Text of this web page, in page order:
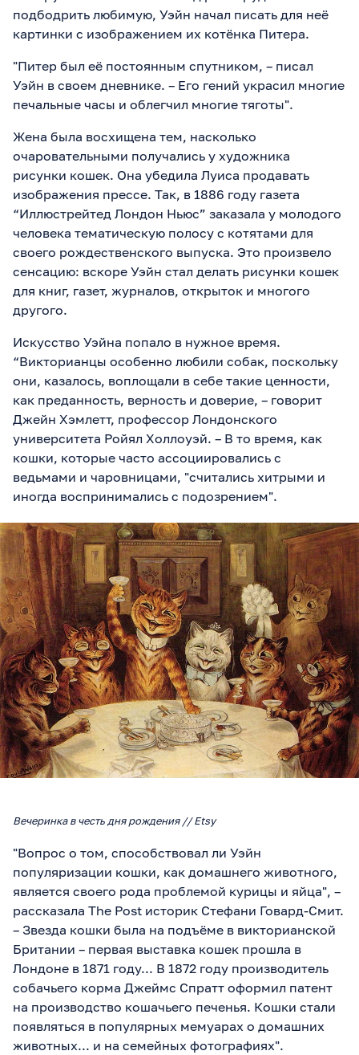
подбодрить любимую, Уэйн начал писать для неё
картинки с изображением их котёнка Питера.
"Питер был её постоянным спутником, – писал
Уэйн в своем дневнике. – Его гений украсил многие
печальные часы и облегчил многие тяготы".
Жена была восхищена тем, насколько
очаровательными получались у художника
рисунки кошек. Она убедила Луиса продавать
изображения прессе. Так, в 1886 году газета
“Иллюстрейтед Лондон Ньюс” заказала у молодого
человека тематическую полосу с котятами для
своего рождественского выпуска. Это произвело
сенсацию: вскоре Уэйн стал делать рисунки кошек
для книг, газет, журналов, открыток и многого
другого.
Искусство Уэйна попало в нужное время.
“Викторианцы особенно любили собак, поскольку
они, казалось, воплощали в себе такие ценности,
как преданность, верность и доверие, – говорит
Джейн Хэмлетт, профессор Лондонского
университета Ройял Холлоуэй. – В то время, как
кошки, которые часто ассоциировались с
ведьмами и чаровницами, "считались хитрыми и
иногда воспринимались с подозрением".
Вечеринка в честь дня рождения // Etsy
"Вопрос о том, способствовал ли Уэйн
популяризации кошки, как домашнего животного,
является своего рода проблемой курицы и яйца", –
рассказала The Post историк Стефани Говард-Смит.
– Звезда кошки была на подъёме в викторианской
Британии – первая выставка кошек прошла в
Лондоне в 1871 году... В 1872 году производитель
собачьего корма Джеймс Спратт оформил патент
на производство кошачьего печенья. Кошки стали
появляться в популярных мемуарах о домашних
животных... и на семейных фотографиях".